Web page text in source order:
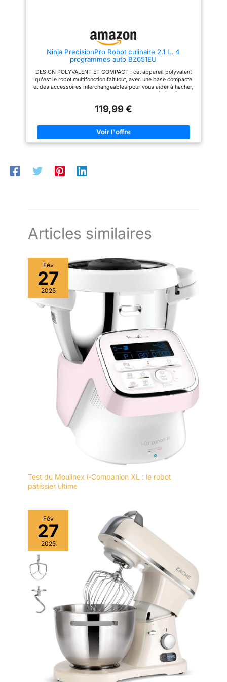
Ninja PrecisionPro Robot culinaire 2,1 L, 4
programmes auto BZ651EU
DESIGN POLYVALENT ET COMPACT : cet appareil polyvalent
qu'est le robot multifonction fait tout, avec une base compacte
et des accessoires interchangeables pour vous aider à hacher,
mixer et bien plus encore 4 MODES AUTO-IQ PRÉRÉGLÉS : les
(Disque) Dough (Pétrissage) et Puree (Purée) font le travail à
mixage qui transforment les ingrédients MOTEUR PUISSANT
DE 850 WATTS : le moteur puissant du robot culinaire compact
permet aux lames de hacher, trancher, râper et effilocher les
mixage, qui s’ajustent en fonction des ingrédients pour des
résultats parfaits COMPREND : base motorisée, bol, couvercle
119,99 €
Articles similaires
Fév
27
2025
Test du Moulinex i-Companion XL : le robot
pâtissier ultime
Fév
27
2025